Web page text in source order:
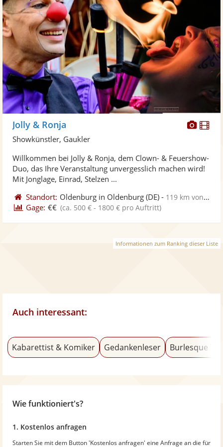
Fotos
Jolly & Ronja
Showkünstler, Gaukler
Willkommen bei Jolly & Ronja, dem Clown- & Feuershow-
Duo, das Ihre Veranstaltung unvergesslich machen wird!
Mit Jonglage, Einrad, Stelzen ...
Standort: Oldenburg in Oldenburg (DE) - 119 km von Pinneberg
Gage: €€ (ca. 500 € - 1800 € pro Auftritt)
Informationen zum Ranking dieser Liste
Auch interessant:
Kabarettist & Komiker Gedankenleser Burlesque
Wie funktioniert's?
1. Kostenlos anfragen
Starten Sie mit dem Button 'Kostenlos anfragen' eine Anfrage an die für